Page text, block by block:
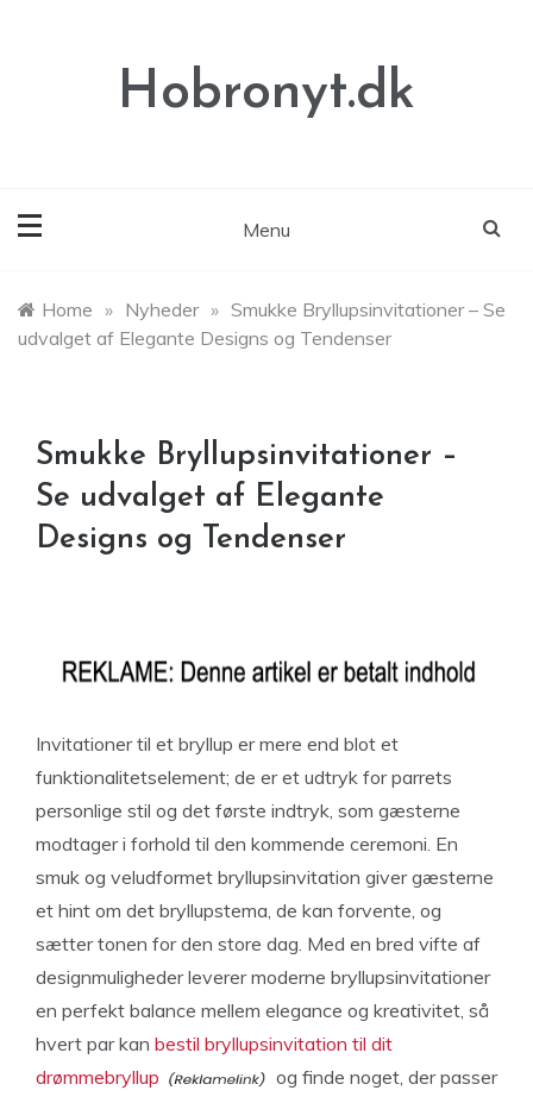
Hobronyt.dk
Menu
Home » Nyheder » Smukke Bryllupsinvitationer – Se
udvalget af Elegante Designs og Tendenser
Smukke Bryllupsinvitationer –
Se udvalget af Elegante
Designs og Tendenser
Invitationer til et bryllup er mere end blot et
funktionalitetselement; de er et udtryk for parrets
personlige stil og det første indtryk, som gæsterne
modtager i forhold til den kommende ceremoni. En
smuk og veludformet bryllupsinvitation giver gæsterne
et hint om det bryllupstema, de kan forvente, og
sætter tonen for den store dag. Med en bred vifte af
designmuligheder leverer moderne bryllupsinvitationer
en perfekt balance mellem elegance og kreativitet, så
hvert par kan bestil bryllupsinvitation til dit
drømmebryllup
og finde noget, der passer